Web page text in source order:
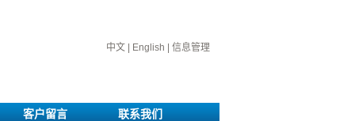
中文 English 信息管理
客户留言 联系我们